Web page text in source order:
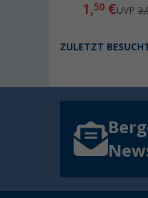
1,50 €UVP
ZULETZT